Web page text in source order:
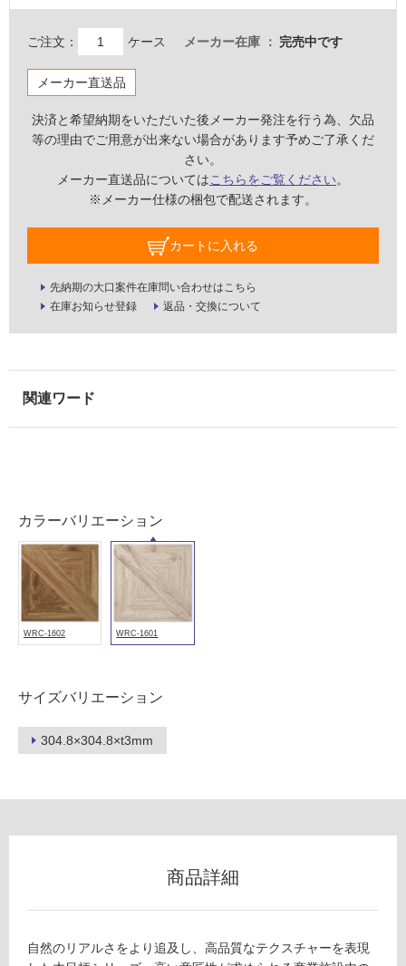
ご注文： ケース メーカー在庫 完売中です
メーカー直送品
決済と希望納期をいただいた後メーカー発注を行う為、欠品
等の理由でご用意が出来ない場合があります予めご了承くだ
さい。
メーカー直送品についてはこちらをご覧ください。
※メーカー仕様の梱包で配送されます。
カートに入れる
先納期の大口案件在庫問い合わせはこちら
在庫お知らせ登録
返品・交換について
カラーバリエーション
WRC-1602 WRC-1601
サイズバリエーション
304.8×304.8×t3mm
て
い
な
い
屋
内
使
能
使
冷
地
フ
ロ
商品詳細
自然のリアルさをより追及し、高品質なテクスチャーを表現